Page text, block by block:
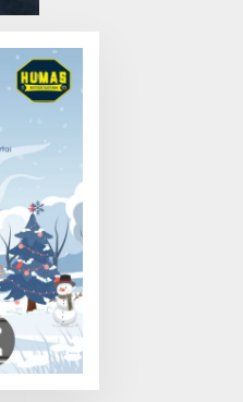
Bukan Unsur Pidana, Kasus
Anak Dibawa Tanpa Izin di
Lubuk Baja Dihentikan